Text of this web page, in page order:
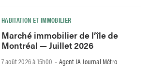
HABITATION ET IMMOBILIER
Marché immobilier de l’île de
Montréal — Juillet 2026
7 août 2026 à 15h00 - Agent IA Journal Métro